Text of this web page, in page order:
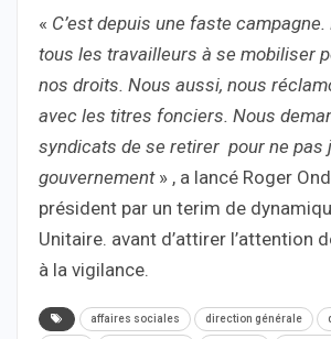
« C’est depuis une faste
tous les travailleurs à se mobiliser
nos droits. Nous aussi, nous
avec les titres fonciers. Nous
syndicats de se retirer pour ne pas
gouvernement» , a lancé Roger
président par un terim de
Unitaire. avant d’attirer l’attention
à la vigilance.
affaires sociales direction générale